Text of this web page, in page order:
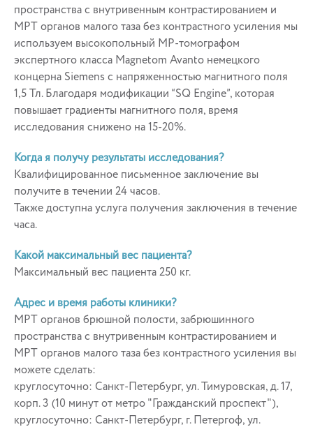
пространства с внутривенным контрастированием и
МРТ органов малого таза без контрастного усиления мы
используем высокопольный МР-томографом
экспертного класса Magnetom Avanto немецкого
концерна Siemens с напряженностью магнитного поля
1,5 Тл. Благодаря модификации “SQ Engine”, которая
повышает градиенты магнитного поля, время
исследования снижено на 15-20%.
Когда я получу результаты исследования?
Квалифицированное письменное заключение вы
получите в течении 24 часов.
Также доступна услуга получения заключения в течение
часа.
Какой максимальный вес пациента?
Максимальный вес пациента 250 кг.
Адрес и время работы клиники?
МРТ органов брюшной полости, забрюшинного
пространства с внутривенным контрастированием и
МРТ органов малого таза без контрастного усиления вы
можете сделать:
круглосуточно: Санкт-Петербург, ул. Тимуровская, д. 17,
корп. 3 (10 минут от метро "Гражданский проспект"),
круглосуточно: Санкт-Петербург, г. Петергоф, ул.